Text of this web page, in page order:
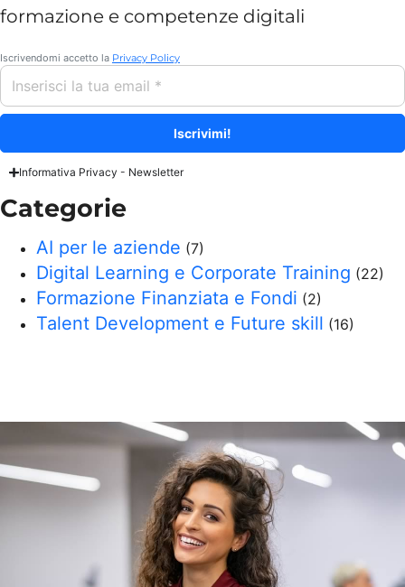
formazione e competenze digitali
Iscrivendomi accetto la Privacy Policy
Informativa Privacy - Newsletter
Categorie
AI per le aziende (7)
Digital Learning e Corporate Training (22)
Formazione Finanziata e Fondi (2)
Talent Development e Future skill (16)